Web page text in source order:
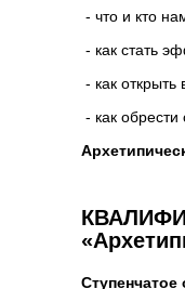
- что и кто
- как стать
- как
- как